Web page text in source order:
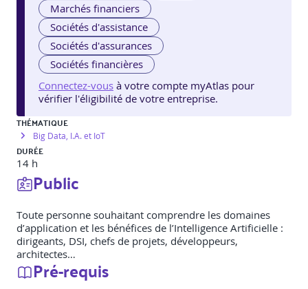
Marchés financiers
Sociétés d'assistance
Sociétés d'assurances
Sociétés financières
Connectez-vous à votre compte myAtlas pour
vérifier l'éligibilité de votre entreprise.
THÉMATIQUE
Big Data, I.A. et IoT
DURÉE
14 h
Public
Toute personne souhaitant comprendre les domaines
d’application et les bénéfices de l’Intelligence Artificielle :
dirigeants, DSI, chefs de projets, développeurs,
architectes…
Pré-requis